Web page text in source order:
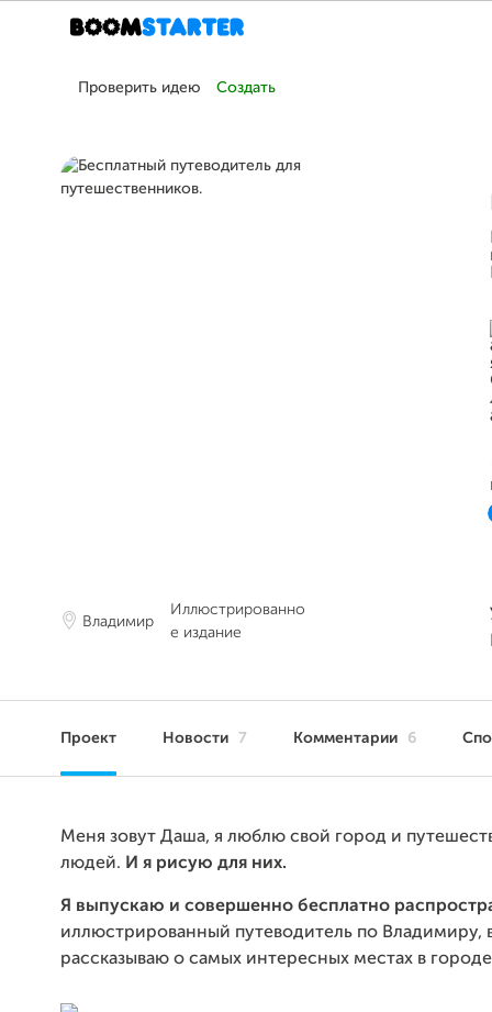
Проверить идею Создать
Владимир
Иллюстрированно
е издание
Проект Новости 7 Комментарии 6
Меня зовут Даша, я люблю свой город и
людей. И я рисую для них.
Я выпускаю и совершенно бесплатно
иллюстрированный путеводитель по Владимиру,
рассказываю о самых интересных местах в